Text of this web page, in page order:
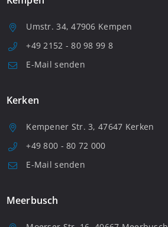
Umstr. 34, 47906 Kempen
+49 2152 - 80 98 99 8
E-Mail senden
Kerken
Kempener Str. 3, 47647 Kerken
+49 800 - 80 72 000
E-Mail senden
Meerbusch